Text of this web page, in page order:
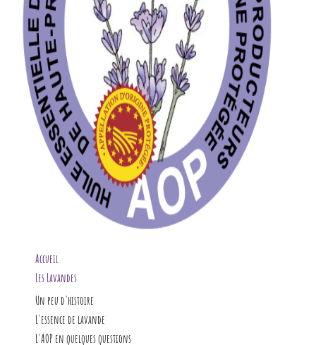
Accueil
Les Lavandes
Un peu d'histoire
Un peu de botanique
Culture et production
L'huile essentielle
L'essence de lavande
en aromathérapie
L'AOP
L'AOP en quelques questions
Notre actualité14-plateau-de-